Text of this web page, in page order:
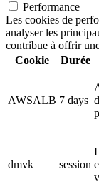
Performance
Les cookies de
analyser les
contribue à offrir
Cookie
Durée
AWSALB 7 days
dmvk session